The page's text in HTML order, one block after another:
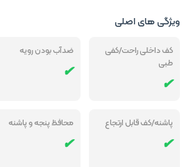
ویژگی های اصلی
کف داخلی راحت/کفی
طبی
ضدآب بودن رویه
پاشنه/کف قابل ارتجاع محافظ پنجه و پاشنه